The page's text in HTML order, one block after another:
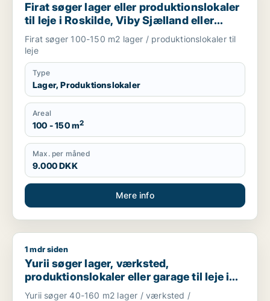
Firat søger lager eller produktionslokaler
til leje i Roskilde, Viby Sjælland eller
Borup m.fl.
Firat søger 100-150 m2 lager / produktionslokaler til
leje
Type
Lager, Produktionslokaler
Areal
100 - 150 m2
Max. per måned
9.000 DKK
Mere info
Yurii søger lager, værksted, produktionslokaler eller garage
1 mdr siden
Yurii søger lager, værksted,
produktionslokaler eller garage til leje i
Region Sjælland
Yurii søger 40-160 m2 lager / værksted /